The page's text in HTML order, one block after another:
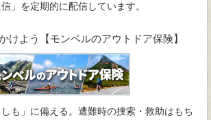
」を定期的に配信しています。
けよう【モンベルのアウトドア保険】
も」に備える。遭難時の捜索・救助はもち